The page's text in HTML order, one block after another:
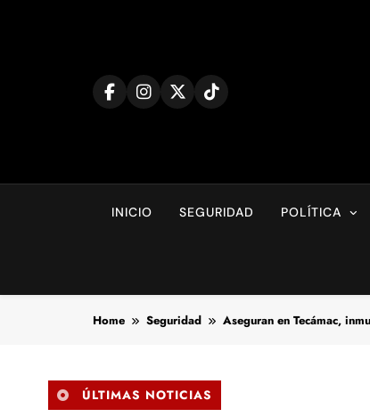
INICIO SEGURIDAD POLÍTICA
Home Seguridad Aseguran en Tecámac,
ÚLTIMAS NOTICIAS